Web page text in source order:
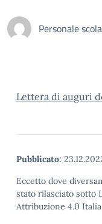
Personale
Lettera di auguri
Pubblicato:
Eccetto dove
stato rilasciato sotto
Attribuzione 4.0